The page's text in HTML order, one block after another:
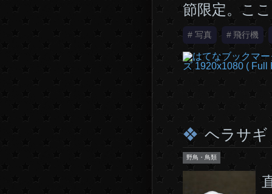
節限定。こ
# 写真 # 飛行機
ヘラサギ
野鳥・鳥類